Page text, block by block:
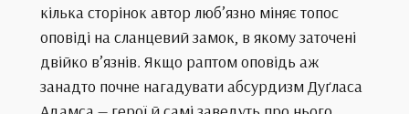
кілька сторінок автор люб’язно міняє топос
оповіді на сланцевий замок, в якому заточені
двійко в’язнів. Якщо раптом оповідь аж
занадто почне нагадувати абсурдизм Дуґласа